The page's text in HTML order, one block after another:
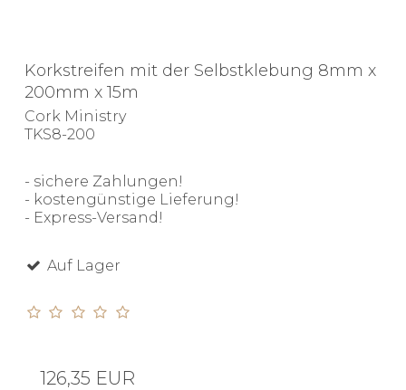
Korkstreifen mit der Selbstklebung 8mm x
200mm x 15m
Cork Ministry
TKS8-200
- sichere Zahlungen!
- kostengünstige Lieferung!
- Express-Versand!
Auf Lager
126,35 EUR